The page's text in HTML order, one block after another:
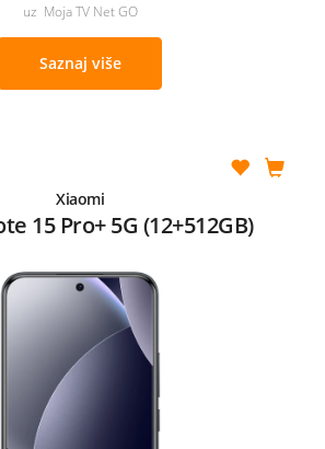
uz Moja TV Net GO
Saznaj više
Xiaomi
15 Pro+ 5G (12+512GB)